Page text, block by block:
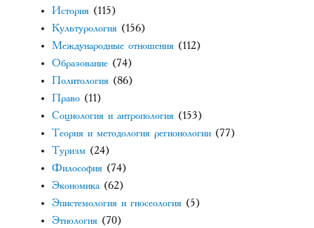
История (115)
Культурология (156)
Международные отношения (112)
Образование (74)
Политология (86)
Право (11)
Социология и антропология (153)
Теория и методология регионологии (77)
Туризм (24)
Философия (74)
Экономика (62)
Эпистемология и гносеология (5)
Этнология (70)